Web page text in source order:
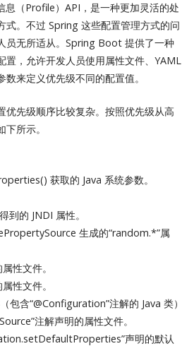
息（Profile）API，是一种更加灵活的处
式。不过 Spring 这些配置管理方式的问
员无所适从。Spring Boot 提供了一种
置，允许开发人员使用属性文件、YAML
来定义优先级不同的配置值。
先级顺序比较复杂。按照优先级从高
所示。
获取的 Java 系统参数。
到的 JNDI 属性。
生成的“random.*”属
性文件。
性文件。
包含“@Configuration”注解的 Java 类）
注解声明的属性文件。
声明的默认